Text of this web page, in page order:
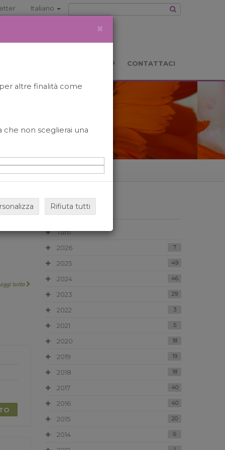
Italiano
BOOKSHOP CONTATTACI
tutto
ARCHIVIO
Tutti
2026
7
2025 49
2024 46
2023 29
2022 3
2021 5
2020 18
2019 19
2018 18
2017 40
2016 40
2015 20
2014 6
×
altre finalità come
che non sceglierai una
Rifiuta tutti